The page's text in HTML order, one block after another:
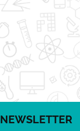
NEWSLETTER